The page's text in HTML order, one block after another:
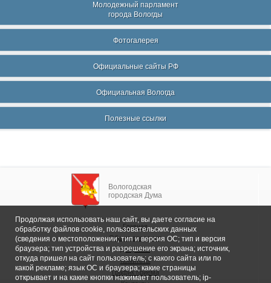
Молодежный парламент
города Вологды
Фотогалерея
Официальные сайты РФ
Официальная Вологда
Полезные ссылки
Вологодская
городская Дума
Главная
Общие сведения
Депутаты
Комитеты
График приема
Продолжая использовать наш сайт, вы даете согласие на
обработку файлов cookie, пользовательских данных
(сведения о местоположении; тип и версия ОС; тип и версия
браузера; тип устройства и разрешение его экрана; источник,
откуда пришел на сайт пользователь; с какого сайта или по
какой рекламе; язык ОС и браузера; какие страницы
открывает и на какие кнопки нажимает пользователь; ip-